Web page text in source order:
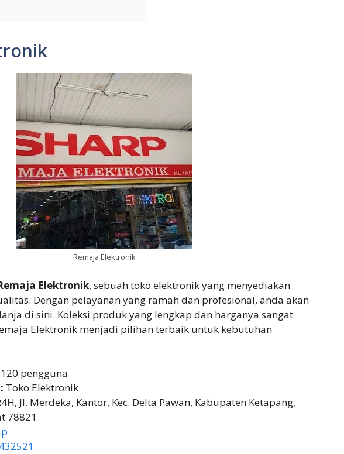
Remaja Elektronik
Elektronik, sebuah toko elektronik yang menyediakan
Dengan pelayanan yang ramah dan profesional, anda akan
di sini. Koleksi produk yang lengkap dan harganya sangat
Elektronik menjadi pilihan terbaik untuk kebutuhan
pengguna
Toko Elektronik
Jl. Merdeka, Kantor, Kec. Delta Pawan, Kabupaten Ketapang,
78821